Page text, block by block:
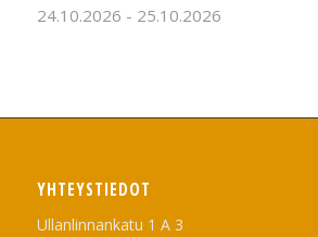
24.10.2026 - 25.10.2026
YHTEYSTIEDOT
Ullanlinnankatu 1 A 3